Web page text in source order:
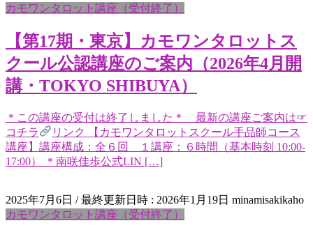
カモワンタロット講座（受付終了）
【第17期・東京】カモワンタロットス
クール公認講座のご案内（2026年4月開
講・TOKYO SHIBUYA）
＊この講座の受付は終了しました＊ 最新の講座ご案内は☞
コチラ
リンク 【カモワンタロットスクール手品師コース
講座】講座構成：全６回 １講座：６時間（基本時刻 10:00-
17:00） ＊南咲佳歩公式LIN […]
2025年7月6日 / 最終更新日時 : 2026年1月19日 minamisakikaho
カモワンタロット講座（受付終了）